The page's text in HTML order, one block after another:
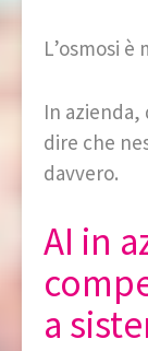
L’osmosi è
In
dire che
davvero.
AI in
a